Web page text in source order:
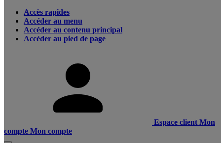
Accès rapides
Accéder au menu
Accéder au contenu principal
Accéder au pied de page
Espace client Mon
compte Mon compte